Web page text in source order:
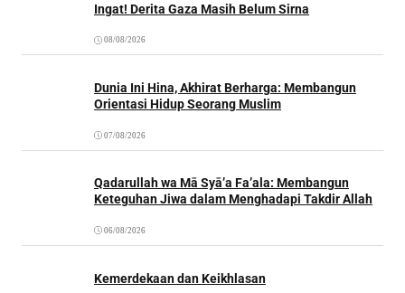
Ingat! Derita Gaza Masih Belum Sirna
08/08/2026
Dunia Ini Hina, Akhirat Berharga: Membangun
Orientasi Hidup Seorang Muslim
07/08/2026
Qadarullah wa Mā Syā’a Fa’ala: Membangun
Keteguhan Jiwa dalam Menghadapi Takdir Allah
06/08/2026
Kemerdekaan dan Keikhlasan